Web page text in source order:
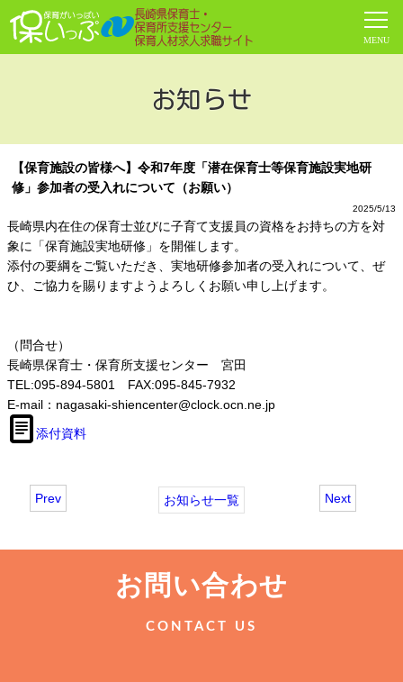
お知らせ
【保育施設の皆様へ】令和7年度「潜在保育士等保育施設実地研
修」参加者の受入れについて（お願い）
2025/5/13
長崎県内在住の保育士並びに子育て支援員の資格をお持ちの方を対
象に「保育施設実地研修」を開催します。
添付の要綱をご覧いただき、実地研修参加者の受入れについて、ぜ
ひ、ご協力を賜りますようよろしくお願い申し上げます。
（問合せ）
長崎県保育士・保育所支援センター 宮田
TEL:095-894-5801 FAX:095-845-7932
E-mail：nagasaki-shiencenter@clock.ocn.ne.jp
添付資料
Prev Next
お知らせ一覧
お問い合わせ
CONTACT US